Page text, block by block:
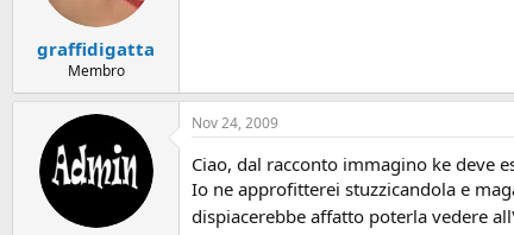
graffidigatta
Membro
Nov 24, 2009
Ciao, dal racconto immagino ke deve
Io ne approfitterei stuzzicandola e
dispiacerebbe affatto poterla vedere